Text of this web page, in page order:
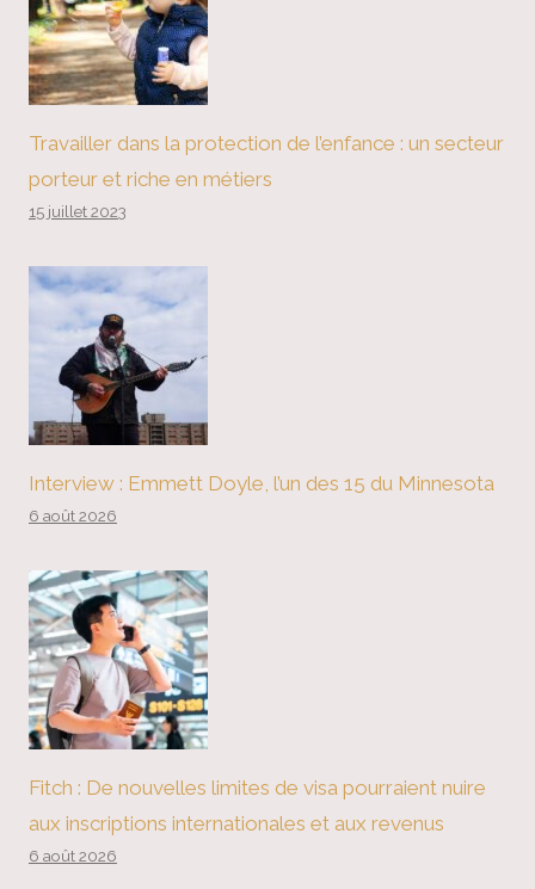
Travailler dans la protection de l’enfance : un secteur
porteur et riche en métiers
15 juillet 2023
Interview : Emmett Doyle, l’un des 15 du Minnesota
6 août 2026
Fitch : De nouvelles limites de visa pourraient nuire
aux inscriptions internationales et aux revenus
6 août 2026